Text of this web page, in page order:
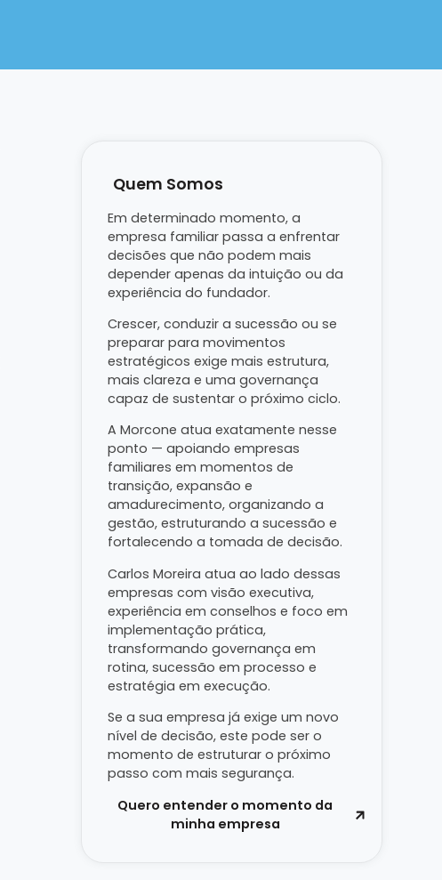
Quem Somos
Em determinado momento, a
empresa familiar passa a enfrentar
decisões que não podem mais
depender apenas da intuição ou da
experiência do fundador.
Crescer, conduzir a sucessão ou se
preparar para movimentos
estratégicos exige mais estrutura,
mais clareza e uma governança
capaz de sustentar o próximo ciclo.
A Morcone atua exatamente nesse
ponto — apoiando empresas
familiares em momentos de
transição, expansão e
amadurecimento, organizando a
gestão, estruturando a sucessão e
fortalecendo a tomada de decisão.
Carlos Moreira atua ao lado dessas
empresas com visão executiva,
experiência em conselhos e foco em
implementação prática,
transformando governança em
rotina, sucessão em processo e
estratégia em execução.
Se a sua empresa já exige um novo
nível de decisão, este pode ser o
momento de estruturar o próximo
passo com mais segurança.
Quero entender o momento da
minha empresa